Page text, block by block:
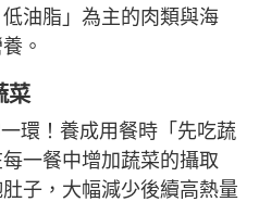
油脂」為主的肉類與海
。
菜
環！養成用餐時「先吃蔬
一餐中增加蔬菜的攝取
子，大幅減少後續高熱量